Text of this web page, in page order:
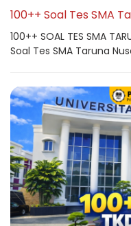
100++ Soal Tes SMA
100++ SOAL TES SMA
Soal Tes SMA Taruna